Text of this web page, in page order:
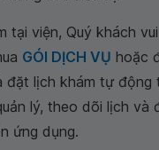
tại viện, Quý khách
GÓI DỊCH VỤ hoặc
đặt lịch khám tự động
lý, theo dõi lịch và
ứng dụng.